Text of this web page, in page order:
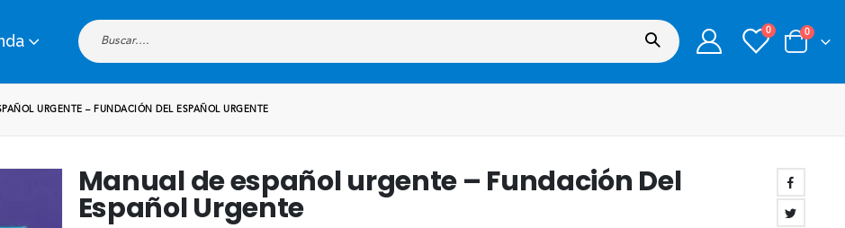
0 0
URGENTE – FUNDACIÓN DEL ESPAÑOL URGENTE
Manual de español urgente – Fundación Del
Español Urgente